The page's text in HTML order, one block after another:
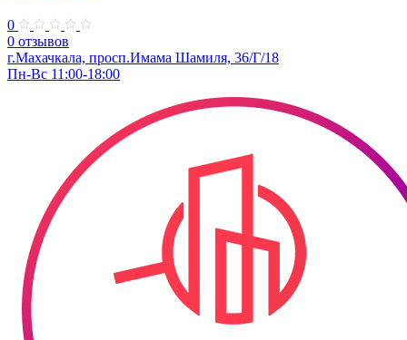
0
0 отзывов
г.Махачкала, ​просп.Имама Шамиля, 36/Г/18
Пн-Вс 11:00-18:00